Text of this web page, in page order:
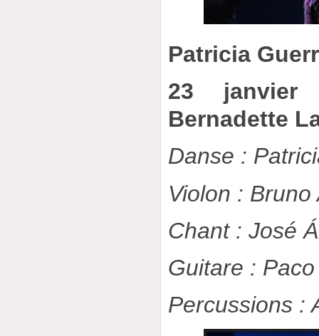
Patricia
23 janvier
Bernadette
Danse :
Violon :
Chant : José
Guitare :
Percussions :